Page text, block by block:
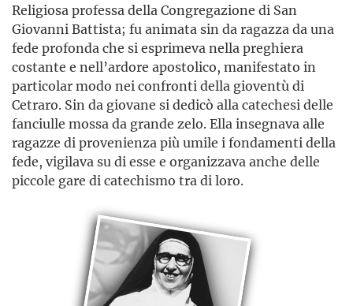
Religiosa professa della Congregazione di San
Giovanni Battista; fu animata sin da ragazza da una
fede profonda che si esprimeva nella preghiera
costante e nell’ardore apostolico, manifestato in
particolar modo nei confronti della gioventù di
Cetraro. Sin da giovane si dedicò alla catechesi delle
fanciulle mossa da grande zelo. Ella insegnava alle
ragazze di provenienza più umile i fondamenti della
fede, vigilava su di esse e organizzava anche delle
piccole gare di catechismo tra di loro.